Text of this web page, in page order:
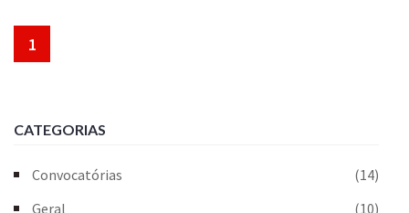
1
CATEGORIAS
Convocatórias
(14)
Geral
(10)